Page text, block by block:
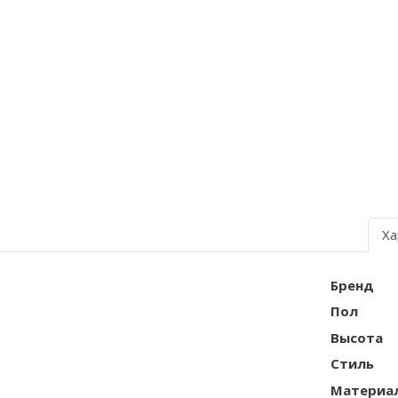
Бренд
Пол
Высота
Стиль